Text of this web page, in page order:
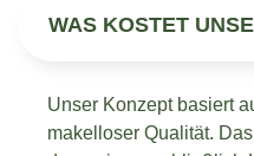
WAS KOSTET
Unser Konzept basiert
makelloser Qualität.